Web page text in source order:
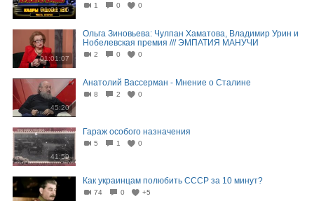
01:01:36
1 0 0
01:01:07
Ольга Зиновьева: Чулпан Хаматова, Владимир Урин и
Нобелевская премия /// ЭМПАТИЯ МАНУЧИ
2 0 0
45:20
Анатолий Вассерман - Мнение о Сталине
8 2 0
41:59
Гараж особого назначения
5 1 0
Как украинцам полюбить СССР за 10 минут?
74 0 +5